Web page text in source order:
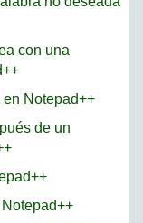
con una
Notepad++
de un